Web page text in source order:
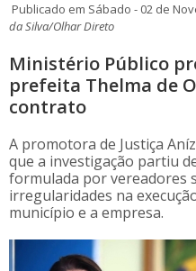
Publicado em Sábado - 02 de
da Silva/Olhar Direto
Ministério Público
prefeita Thelma de
contrato
A promotora de Justiça
que a investigação partiu
formulada por vereadores
irregularidades na
município e a empresa.